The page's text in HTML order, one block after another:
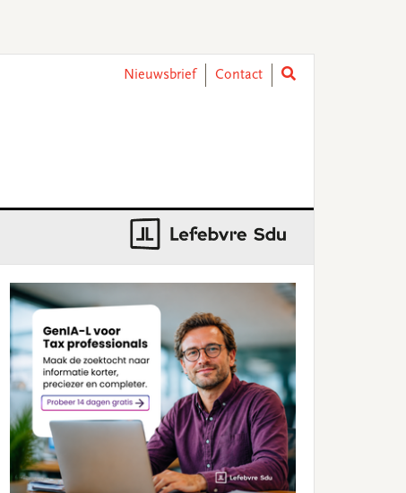
Nieuwsbrief
Contact
Sidebar